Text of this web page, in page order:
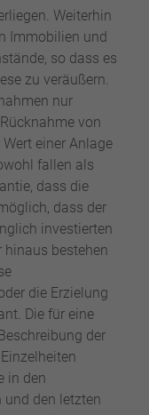
Weiterhin
Immobilien und
so dass es
zu veräußern.
nur
von
einer Anlage
fallen als
dass die
dass der
investierten
hinaus bestehen
die Erzielung
Die für eine
der
in den
den letzten